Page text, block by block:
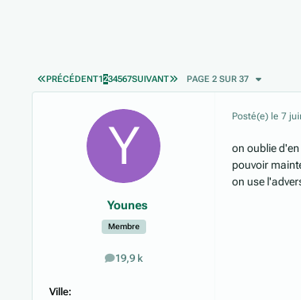
PREMIÈRE PAGE
PRÉCÉDENT1234567SUIVANT DERNIÈRE PAGE
PAGE 2 SUR 37
Younes
Membre
19,9 k
messages
Ville:
Posté(e) le 7
on oublie
pouvoir
on use